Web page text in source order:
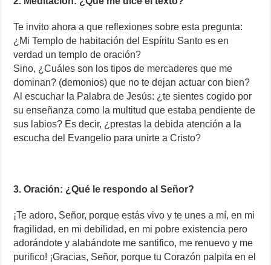
Te invito ahora a que reflexiones sobre esta pregunta:
¿Mi Templo de habitación del Espíritu Santo es en
verdad un templo de oración?
Sino, ¿Cuáles son los tipos de mercaderes que me
dominan? (demonios) que no te dejan actuar con bien?
Al escuchar la Palabra de Jesús: ¿te sientes cogido por
su enseñanza como la multitud que estaba pendiente de
sus labios? Es decir, ¿prestas la debida atención a la
escucha del Evangelio para unirte a Cristo?
3. Oración: ¿Qué le respondo al Señor?
¡Te adoro, Señor, porque estás vivo y te unes a mí, en mi
fragilidad, en mi debilidad, en mi pobre existencia pero
adorándote y alabándote me santifico, me renuevo y me
purifico! ¡Gracias, Señor, porque tu Corazón palpita en el